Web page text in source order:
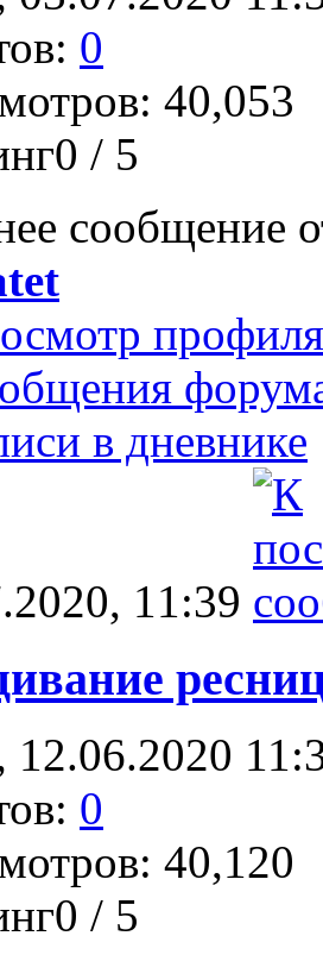
0
40,053
/ 5
сообщение
профиля
в дневнике
11:39
12.06.2020
0
40,120
/ 5